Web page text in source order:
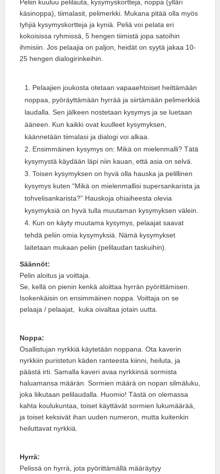
Peliin kuuluu pelilauta, kysymyskortteja, noppa (ylläri
käsinoppa), tiimalasit, pelimerkki. Mukana pitää olla myös
tyhjiä kysymyskortteja ja kyniä. Peliä voi pelata eri
kokoisissa ryhmissä, 5 hengen tiimistä jopa satoihin
ihmisiin. Jos pelaajia on paljon, heidät on syytä jakaa 10-
25 hengen dialogirinkeihin.
Pelaajien joukosta otetaan vapaaehtoiset heittämään
noppaa, pyöräyttämään hyrrää ja siirtämään pelimerkkiä
laudalla. Sen jälkeen nostetaan kysymys ja se luetaan
ääneen. Kun kaikki ovat kuulleet kysymyksen,
käännetään tiimalasi ja dialogi voi alkaa.
Ensimmäinen kysymys on: Mikä on mielenmalli? Tätä
kysymystä käydään läpi niin kauan, että asia on selvä.
Toisen kysymyksen on hyvä olla hauska ja pelillinen
kysymys kuten “Mikä on mielenmallisi supersankarista ja
tohvelisankarista?” Hauskoja ohiaiheesta olevia
kysymyksiä on hyvä tulla muutaman kysymyksen välein.
Kun on käyty muutama kysymys, pelaajat saavat
tehdä peliin omia kysymyksiä. Nämä kysymykset
laitetaan mukaan peliin (pelilaudan taskuihin).
Säännöt:
Pelin aloitus ja voittaja.
Se, kellä on pienin kenkä aloittaa hyrrän pyörittämisen.
Isokenkäisin on ensimmäinen noppa. Voittaja on se
pelaaja / pelaajat, kuka oivaltaa jotain uutta.
Noppa:
Osallistujan nyrkkiä käytetään noppana. Ota kaverin
nyrkkiin puristetun käden ranteesta kiinni, heiluta, ja
päästä irti. Samalla kaveri avaa nyrkkinsä sormista
haluamansa määrän. Sormien määrä on nopan silmäluku,
joka liikutaan pelilaudalla. Huomio! Tästä on olemassa
kahta koulukuntaa, toiset käyttävät sormien lukumäärää,
ja toiset keksivät ihan uuden numeron, mutta kuitenkin
heiluttavat nyrkkiä.
Hyrrä:
Pelissä on hyrrä, jota pyörittämällä määräytyy